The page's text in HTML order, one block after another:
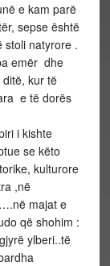
e kam parë
sepse është
natyrore .
emër dhe
kur të
e të dorës
i kishte
se këto
kulturore
,në
majat e
që shohim :
ylberi..të